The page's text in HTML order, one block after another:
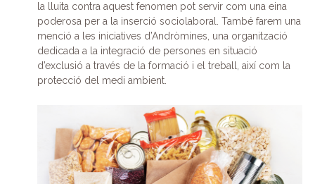
la lluita contra aquest fenomen pot servir com una eina
poderosa per a la inserció sociolaboral. També farem una
menció a les iniciatives d’Andròmines, una organització
dedicada a la integració de persones en situació
d’exclusió a través de la formació i el treball, així com la
protecció del medi ambient.